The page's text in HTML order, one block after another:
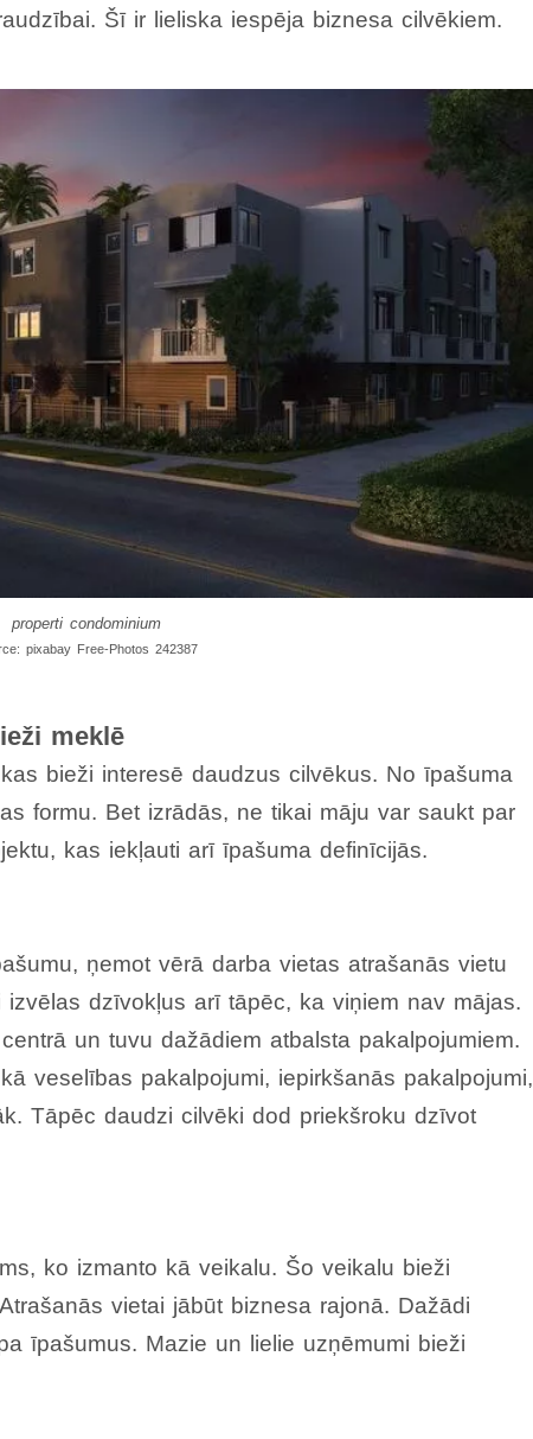
Šī ir lieliska iespēja biznesa cilvēkiem.
properti condominium
pixabay Free-Photos 242387
meklē
bieži interesē daudzus cilvēkus. No īpašuma
formu. Bet izrādās, ne tikai māju var saukt par
kas iekļauti arī īpašuma definīcijās.
ņemot vērā darba vietas atrašanās vietu
dzīvokļus arī tāpēc, ka viņiem nav mājas.
un tuvu dažādiem atbalsta pakalpojumiem.
veselības pakalpojumi, iepirkšanās pakalpojumi,
Tāpēc daudzi cilvēki dod priekšroku dzīvot
ko izmanto kā veikalu. Šo veikalu bieži
vietai jābūt biznesa rajonā. Dažādi
īpašumus. Mazie un lielie uzņēmumi bieži